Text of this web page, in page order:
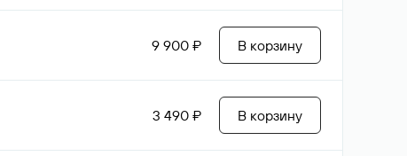
9 900 ₽ В корзину
3 490 ₽ В корзину